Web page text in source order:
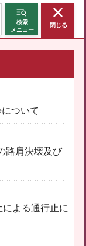
検索
メニュー
閉じる
ついて
路肩決壊及び
よる通行止に